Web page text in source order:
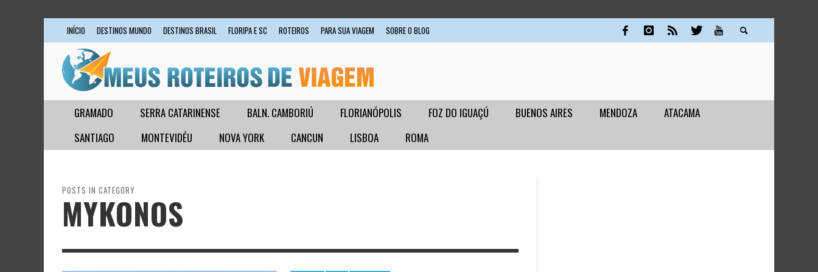
INÍCIO DESTINOS MUNDO DESTINOS BRASIL FLORIPA E SC ROTEIROS PARA SUA VIAGEM SOBRE O BLOG
GRAMADO SERRA CATARINENSE BALN. CAMBORIÚ FLORIANÓPOLIS FOZ DO IGUAÇÚ BUENOS AIRES MENDOZA ATACAMA
SANTIAGO MONTEVIDÉU NOVA YORK CANCUN LISBOA ROMA
POSTS IN CATEGORY
MYKONOS